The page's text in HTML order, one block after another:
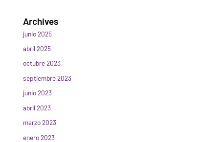
Archives
junio 2025
abril 2025
octubre 2023
septiembre 2023
junio 2023
abril 2023
marzo 2023
enero 2023